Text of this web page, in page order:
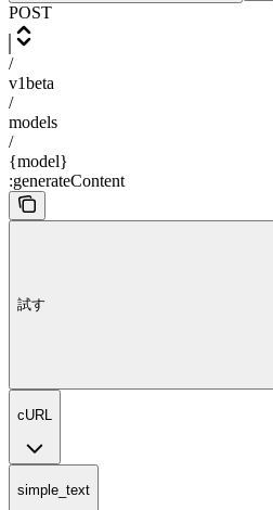
POST
/
v1beta
/
models
/
{model}
:generateContent
試す
cURL
simple_text